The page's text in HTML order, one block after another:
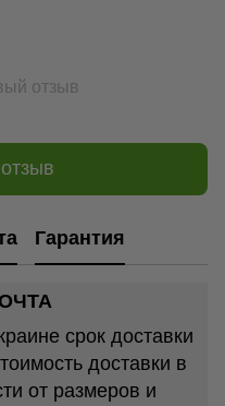
отзыв
Гарантия
срок доставки
доставки в
от размеров и